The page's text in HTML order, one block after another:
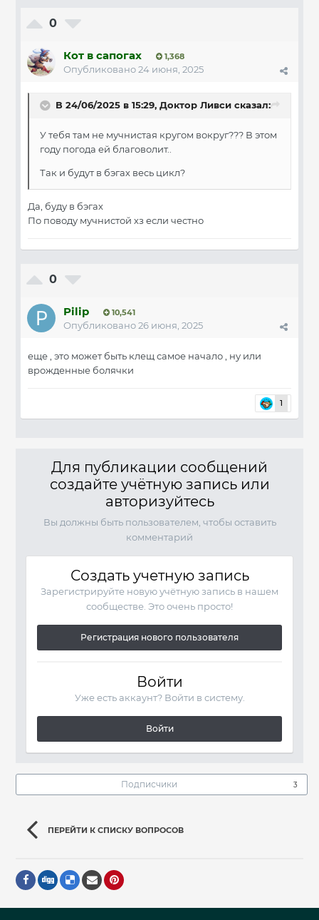
0
Кот в сапогах 1,368
Опубликовано24 июня, 2025
В 24/06/2025 в 15:29, Доктор Ливси сказал:
У тебя там не мучнистая кругом вокруг??? В этом
году погода ей благоволит..
Так и будут в бэгах весь цикл?
Да, буду в бэгах
По поводу мучнистой хз если честно
0
Pilip 10,541
Опубликовано26 июня, 2025
еще , это может быть клещ самое начало , ну или
врожденные болячки
1
Для публикации сообщений
создайте учётную запись или
авторизуйтесь
Вы должны быть пользователем, чтобы оставить
комментарий
Создать учетную запись
Зарегистрируйте новую учётную запись в нашем
сообществе. Это очень просто!
Регистрация нового пользователя
Войти
Уже есть аккаунт? Войти в систему.
Войти
Подписчики 3
ПЕРЕЙТИ К СПИСКУ ВОПРОСОВ